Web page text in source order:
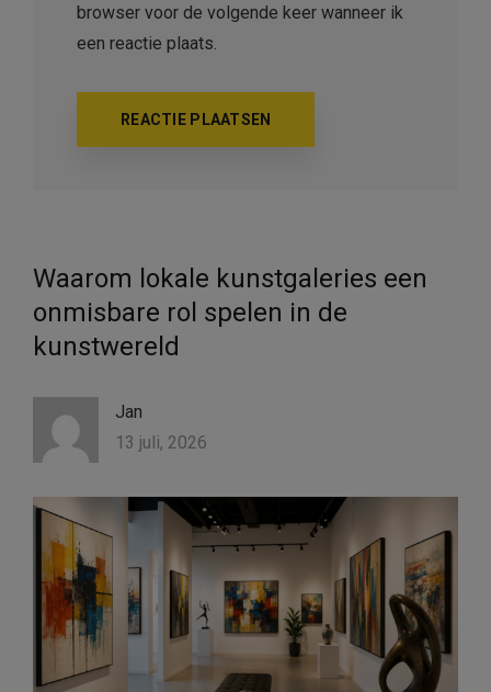
browser voor de volgende keer wanneer ik
een reactie plaats.
Waarom lokale kunstgaleries een
onmisbare rol spelen in de
kunstwereld
Jan
13 juli, 2026